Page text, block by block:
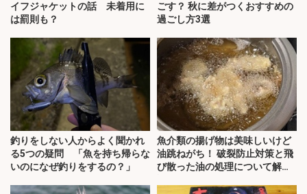
イフジャケットの話 未着用に
は罰則も？
ごす？ 秋に差がつくおすすめの
過ごし方3選
釣りをしない人からよく聞かれ
る5つの疑問 「魚を持ち帰らな
いのになぜ釣りをするの？」
魚介類の揚げ物は美味しいけど
油跳ねがち！ 破裂防止対策と飛
び散った油の処理について解